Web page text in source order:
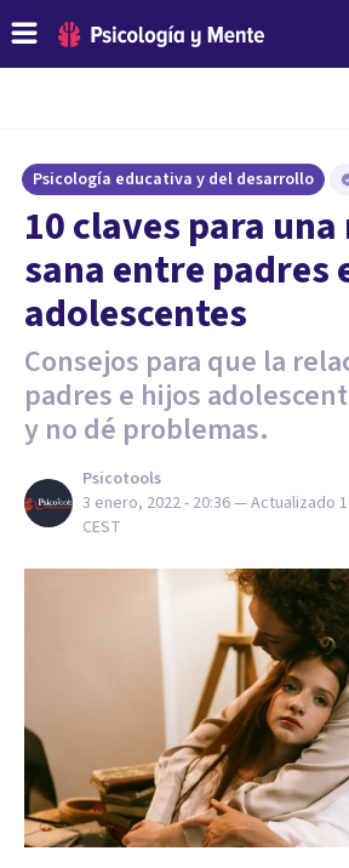
Psicología educativa y del desarrollo
10 claves para
sana entre padres
adolescentes
Consejos para que la
padres e hijos
y no dé problemas.
Psicotools
3 enero, 2022 - 20:36— Actualizado
CEST